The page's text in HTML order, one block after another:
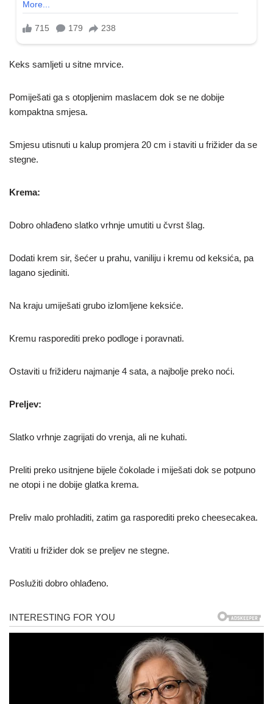
Keks samljeti u sitne mrvice.
Pomiješati ga s otopljenim maslacem dok se ne dobije
kompaktna smjesa.
Smjesu utisnuti u kalup promjera 20 cm i staviti u frižider da se
stegne.
Krema:
Dobro ohlađeno slatko vrhnje umutiti u čvrst šlag.
Dodati krem sir, šećer u prahu, vaniliju i kremu od keksića, pa
lagano sjediniti.
Na kraju umiješati grubo izlomljene keksiće.
Kremu rasporediti preko podloge i poravnati.
Ostaviti u frižideru najmanje 4 sata, a najbolje preko noći.
Preljev:
Slatko vrhnje zagrijati do vrenja, ali ne kuhati.
Preliti preko usitnjene bijele čokolade i miješati dok se potpuno
ne otopi i ne dobije glatka krema.
Preliv malo prohladiti, zatim ga rasporediti preko cheesecakea.
Vratiti u frižider dok se preljev ne stegne.
Poslužiti dobro ohlađeno.